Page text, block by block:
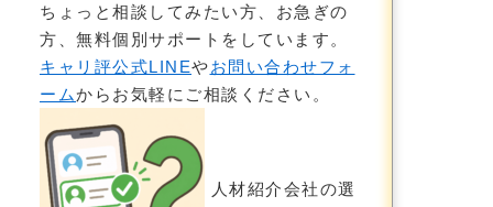
ちょっと相談してみたい方、お急ぎの
方、無料個別サポートをしています。
キャリ評公式LINEやお問い合わせフォ
ームからお気軽にご相談ください。
人材紹介会社の選